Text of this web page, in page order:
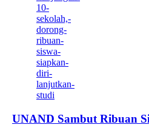
UNAND Sambut Ribuan